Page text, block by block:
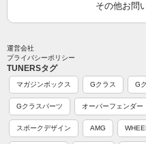
その他お問
運営会社
プライバシーポリシー
TUNERSタグ
マガジンボックス Gクラス G
Gクラスパーツ オーバーフェンダー
スポークデザイン AMG